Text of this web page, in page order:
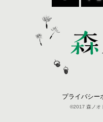
プライバシー
©2017 森ノオ